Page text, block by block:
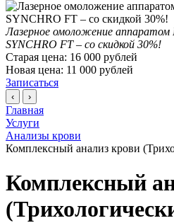
Лазерное омоложение
SYNCHRO FT – со скидкой 30%!
Старая цена: 16 000 рублей
Новая цена: 11 000 рублей
Записаться
‹ ›
Главная
Услуги
Анализы крови
Комплексный анализ крови
Комплексный